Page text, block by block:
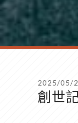
2025/05/
創世